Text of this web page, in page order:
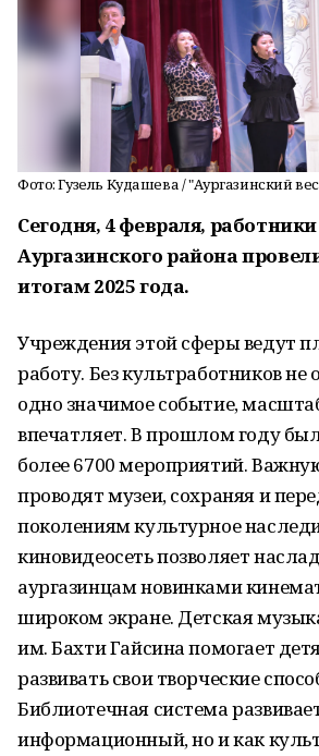
Фото: Гузель Кудашева / "Аургазинский
Сегодня, 4 февраля,
Аургазинского района
итогам 2025 года.
Учреждения этой сферы ведут
работу. Без культработников не
одно значимое событие,
впечатляет. В прошлом году
более 6700 мероприятий.
проводят музеи, сохраняя и
поколениям культурное
киновидеосеть позволяет
аургазинцам новинками
широком экране. Детская
им. Бахти Гайсина помогает
развивать свои творческие
Библиотечная система
информационный, но и как